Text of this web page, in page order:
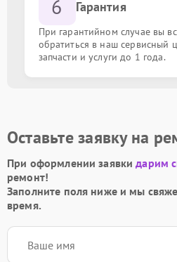
6 Гарантия
При гарантийном случае вы
обратиться в наш сервисный
запчасти и услуги до 1 года.
Оставьте заявку на
При оформлении заявкидарим
ремонт!
Заполните поля ниже и мы
время.